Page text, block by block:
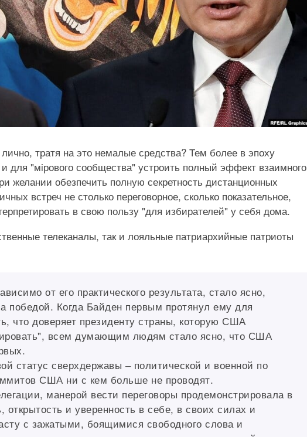
тратя на это немалые средства? Тем более в эпоху
для "мiрового сообщества" устроить полный эффект взаимного
желании обезпечить полную секретность дистанционных
встреч не столько переговорное, сколько показательное,
в свою пользу "для избирателей" у себя дома.
телеканалы, так и лояльные патриархийные патриоты
от его практического результата, стало ясно,
победой. Когда Байден первым протянул ему для
что доверяет президенту страны, которую США
всем думающим людям стало ясно, что США
статус сверхдержавы ‒ политической и военной по
США ни с кем больше не проводят.
манерой вести переговоры продемонстрировала в
и уверенность в себе, в своих силах и
с зажатыми, боящимися свободного слова и